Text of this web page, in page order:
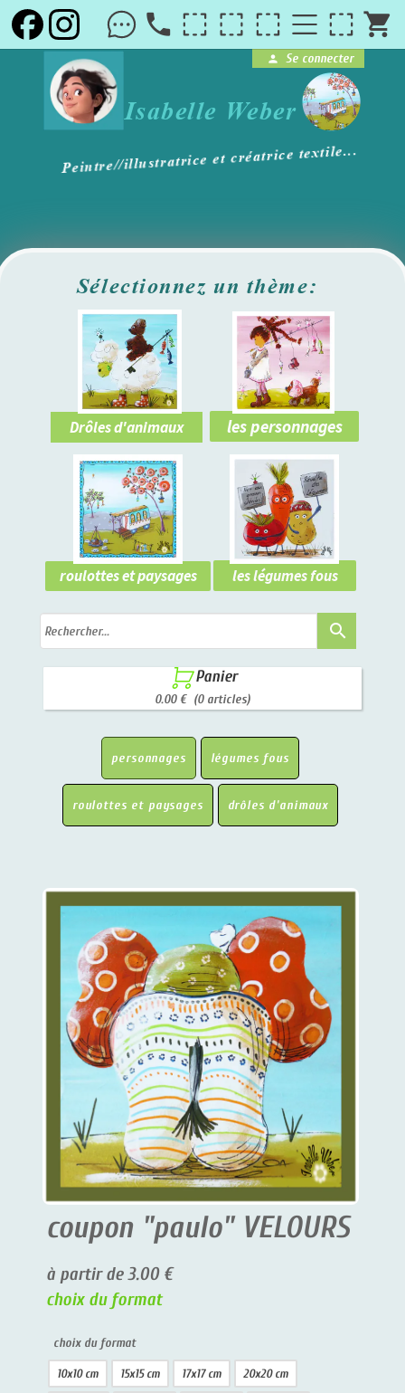
brightness_1
person Se connecter
Isabelle Weber
Peintre//illustratrice et créatrice textile...
Sélectionnez un thème:
roulottes et paysages
Drôles d'animaux les personnages
les légumes fous
search
 Panier
0.00 € (0 articles)
personnages légumes fous
roulottes et paysages drôles d'animaux
coupon "paulo" VELOURS
à partir de 3.00 €
choix du format
choix du format
10x10 cm 15x15 cm 17x17 cm 20x20 cm
local_phone shopping_cart